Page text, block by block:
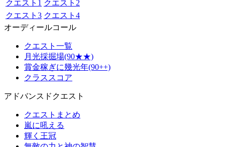
クエスト1 クエスト2
クエスト3 クエスト4
オーディールコール
クエスト一覧
月光採掘場(90★★)
賞金稼ぎに幾光年(90++)
クラススコア
アドバンスドクエスト
クエストまとめ
嵐に吼える
輝く王冠